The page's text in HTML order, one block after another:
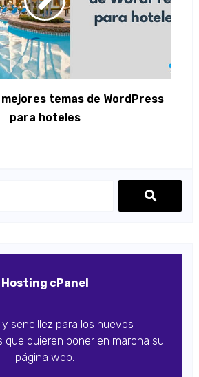
temas de WordPress
para hoteles
Hosting cPanel
y sencillez para los nuevos
que quieren poner en marcha su
página web.